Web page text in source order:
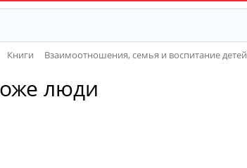
Книги Взаимоотношения, семья и воспитание детей
люди